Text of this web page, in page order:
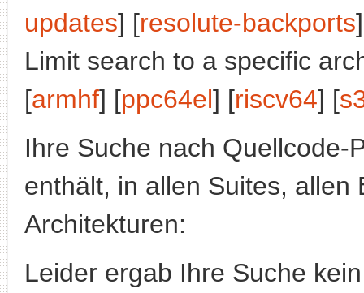
updates] [resolute-backports
Limit search to a specific
[armhf] [ppc64el] [riscv64] [
Ihre Suche nach
enthält, in allen Suites, allen
Architekturen:
Leider ergab Ihre Suche